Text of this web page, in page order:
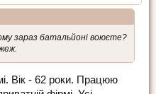
зараз батальйоні воюєте?
Вік - 62 роки. Працюю